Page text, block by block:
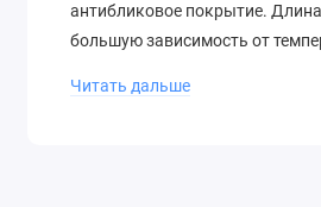
антибликовое покрытие.
большую зависимость от
Читать дальше